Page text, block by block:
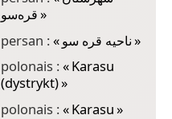
قره‌سو»
persan :«ناحیه قره سو»
polonais :«Karasu
(dystrykt)»
polonais :«Karasu»